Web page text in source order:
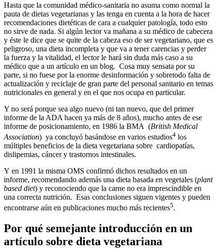
Hasta que la comunidad médico-sanitaria no asuma como normal la
pauta de dietas vegetarianas y las tenga en cuenta a la hora de hacer
recomendaciones dietéticas de cara a cualquier patología, todo esto
no sirve de nada. Si algún lector va mañana a su médico de cabecera
y éste le dice que se quite de la cabeza eso de ser vegetariano, que es
peligroso, una dieta incompleta y que va a tener carencias y perder
la fuerza y la vitalidad, el lector le hará sin duda más caso a su
médico que a un artículo en un blog. Cosa muy sensata por su
parte, si no fuese por la enorme desinformación y sobretodo falta de
actualización y reciclaje de gran parte del personal sanitario en temas
nutricionales en general y en el que nos ocupa en particular.
Y no será porque sea algo nuevo (ni tan nuevo, que del primer
informe de la ADA hacen ya más de 8 años), mucho antes de ese
informe de posicionamiento, en 1986 la BMA (British Medical
Association) ya concluyó basándose en varios estudios4 los
múltiples beneficios de la dieta vegetariana sobre cardiopatías,
dislipemias, cáncer y trastornos intestinales.
Y en 1991 la misma OMS confirmó dichos resultados en un
informe, recomendando además una dieta basada en vegetales (plant
based diet) y reconociendo que la carne no era imprescindible en
una correcta nutrición. Esas conclusiones siguen vigentes y pueden
encontrarse aún en publicaciones mucho más recientes5.
Por qué semejante introducción en un
artículo sobre dieta vegetariana